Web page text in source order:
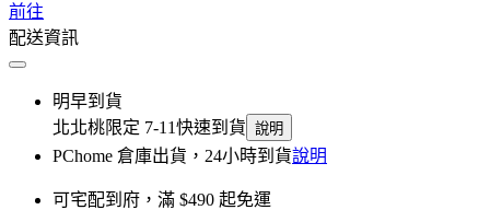
前往
配送資訊
明早到貨
北北桃限定 7-11快速到貨 說明
PChome 倉庫出貨，24小時到貨說明
可宅配到府，滿 $490 起免運